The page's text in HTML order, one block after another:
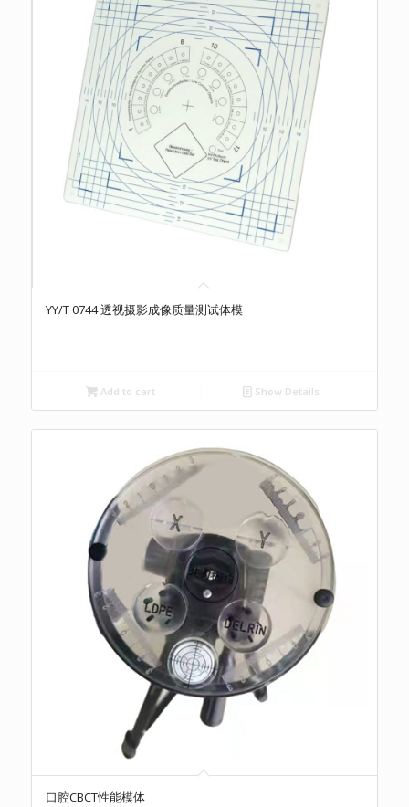
YY/T 0744 透视摄影成像质量测试体模
Add to cart Show Details
口腔CBCT性能模体